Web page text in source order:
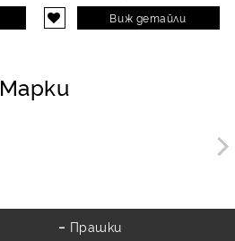
Виж детайли
Марки
Прашки